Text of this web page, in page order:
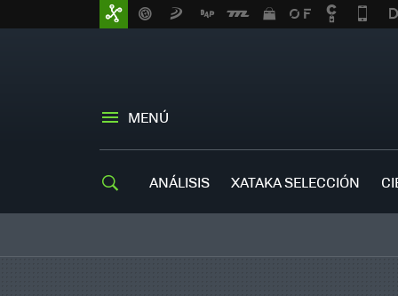
MENÚ
ANÁLISIS XATAKA SELECCIÓN